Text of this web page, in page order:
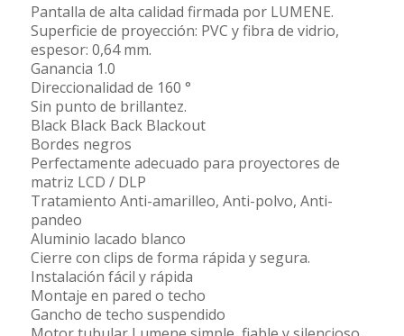
Pantalla de alta calidad firmada por LUMENE.
Superficie de proyección: PVC y fibra de vidrio,
espesor: 0,64 mm.
Ganancia 1.0
Direccionalidad de 160 °
Sin punto de brillantez.
Black Black Back Blackout
Bordes negros
Perfectamente adecuado para proyectores de
matriz LCD / DLP
Tratamiento Anti-amarilleo, Anti-polvo, Anti-
pandeo
Aluminio lacado blanco
Cierre con clips de forma rápida y segura.
Instalación fácil y rápida
Montaje en pared o techo
Gancho de techo suspendido